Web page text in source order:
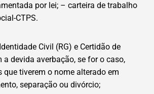
por lei; – carteira de trabalho
CTPS.
Civil (RG) e Certidão de
a devida averbação, se for o caso,
que tiverem o nome alterado em
separação ou divórcio;